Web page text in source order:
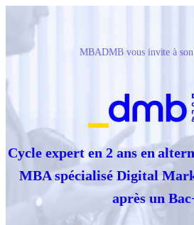
MBADMB vous invite à son
Cycle expert en 2 ans en
MBA spécialisé Digital
après un